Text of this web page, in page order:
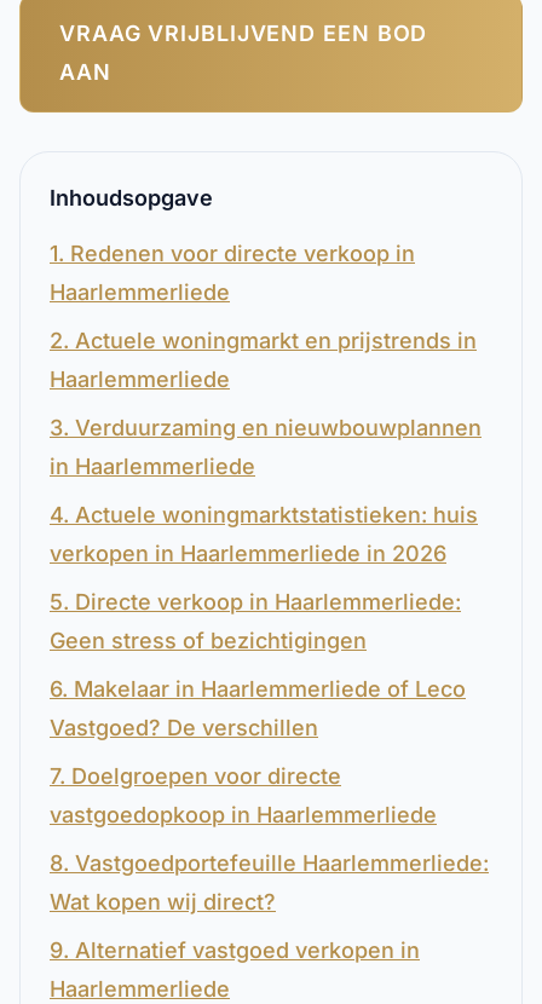
VRAAG VRIJBLIJVEND EEN BOD
AAN
Inhoudsopgave
1. Redenen voor directe verkoop in
Haarlemmerliede
2. Actuele woningmarkt en prijstrends in
Haarlemmerliede
3. Verduurzaming en nieuwbouwplannen
in Haarlemmerliede
4. Actuele woningmarktstatistieken: huis
verkopen in Haarlemmerliede in 2026
5. Directe verkoop in Haarlemmerliede:
Geen stress of bezichtigingen
6. Makelaar in Haarlemmerliede of Leco
Vastgoed? De verschillen
7. Doelgroepen voor directe
vastgoedopkoop in Haarlemmerliede
8. Vastgoedportefeuille Haarlemmerliede:
Wat kopen wij direct?
9. Alternatief vastgoed verkopen in
Haarlemmerliede